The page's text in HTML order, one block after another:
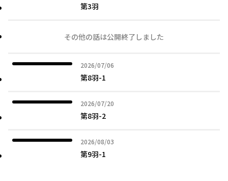
第3羽
その他の話は公開終了しました
2026/07/06
2026年07月06日
第8羽-1
2026/07/20
2026年07月20日
第8羽-2
2026/08/03
2026年08月03日
第9羽-1